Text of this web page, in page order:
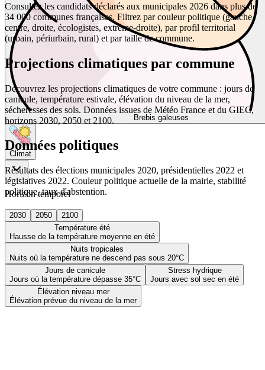
Brebis galeuses
Climat
Horizon temporel
2030 2050
2100
Température été
Hausse de la température moyenne en été
Nuits tropicales
Nuits où la température ne descend pas sous 20°C
Jours de canicule
Jours où la température dépasse 35°C
Stress hydrique
Jours avec sol sec en été
Élévation niveau mer
Élévation prévue du niveau de la mer
Consultez les candidats déclarés aux municipales 2026 dans plus de
34 000 communes françaises. Filtrez par couleur politique (gauche,
centre, droite, écologistes, extrême-droite), par profil territorial
(urbain, périurbain, rural) et par taille de commune.
Projections climatiques par commune
Découvrez les projections climatiques de votre commune : jours de
canicule, température estivale, élévation du niveau de la mer,
sécheresses des sols. Données issues de Météo France et du GIEC,
horizons 2030, 2050 et 2100.
Données politiques
Résultats des élections municipales 2020, présidentielles 2022 et
législatives 2022. Couleur politique actuelle de la mairie, stabilité
politique, taux d'abstention.